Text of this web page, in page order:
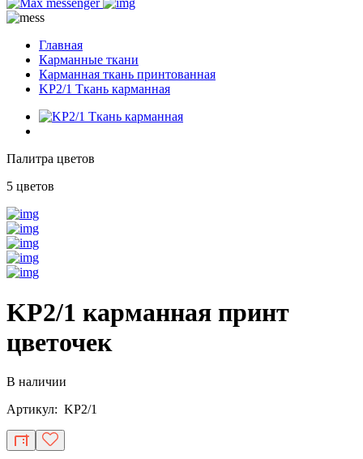
Главная
Карманные ткани
Карманная ткань принтованная
KP2/1 Ткань карманная
Палитра цветов
5 цветов
KP2/1 карманная принт
цветочек
В наличии
Артикул: KP2/1